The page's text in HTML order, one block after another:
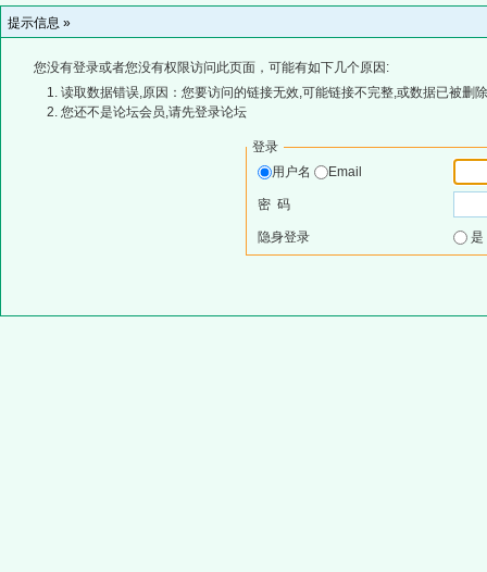
提示信息 »
您没有登录或者您没有权限访问此页面，可能有如下几个原因:
读取数据错误,原因：您要访问的链接无效,可能链接不完整,或数据已被删
您还不是论坛会员,请先登录论坛
登录
用户名
Email
密 码
隐身登录